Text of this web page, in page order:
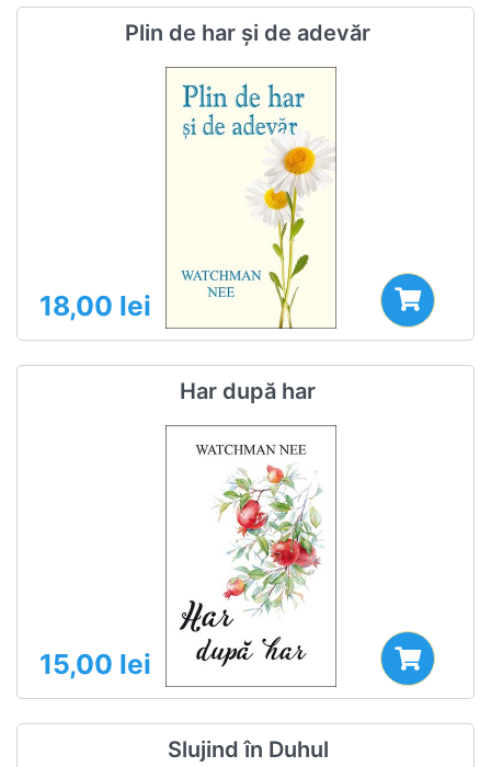
Plin de har și de adevăr
18,00 lei
Har după har
15,00 lei
Slujind în Duhul